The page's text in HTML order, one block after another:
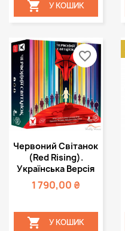
 У КОШИК
Швидкий
перегляд
Червоний Світанок
(Red Rising).
Українська Версія
1 790,00 ₴
 У КОШИК
favorite_border